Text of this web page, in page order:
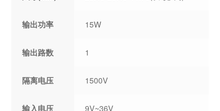
输出功率 15W
输出路数 1
隔离电压 1500V
输入电压 9V~36V